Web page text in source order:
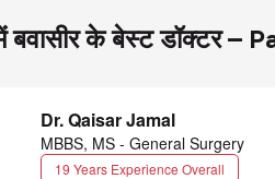
बवासीर के बेस्ट डॉक्टर
Dr. Qaisar Jamal
MBBS, MS - General Surgery
19 Years Experience Overall